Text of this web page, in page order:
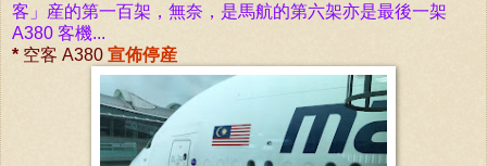
客 」 産的第一百架，無奈， 是馬航的第六架亦是最後一架
A380 客機...
* 空客 A380 宣佈停産